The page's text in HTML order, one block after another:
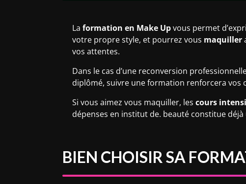
La formation en Make Upvous permet
votre propre style, et pourrez vous maquiller
vos attentes.
Dans le cas d’une reconversion
diplômé, suivre une formation renforcera vos
Si vous aimez vous maquiller, les cours
dépenses en institut de. beauté constitue déjà
BIEN CHOISIR SA